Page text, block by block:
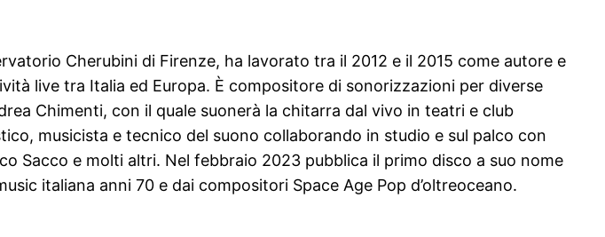
Cherubini di Firenze, ha lavorato tra il 2012 e il 2015 come autore e
live tra Italia ed Europa. È compositore di sonorizzazioni per diverse
Chimenti, con il quale suonerà la chitarra dal vivo in teatri e club
musicista e tecnico del suono collaborando in studio e sul palco con
Sacco e molti altri. Nel febbraio 2023 pubblica il primo disco a suo nome
italiana anni 70 e dai compositori Space Age Pop d’oltreoceano.